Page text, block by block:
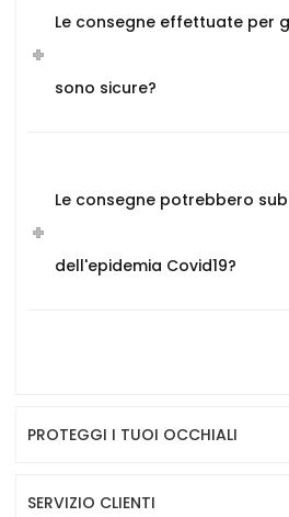
Le consegne effettuate per
sono sicure?
Le consegne potrebbero
dell'epidemia Covid19?
PROTEGGI I TUOI OCCHIALI
SERVIZIO CLIENTI